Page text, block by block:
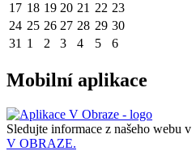
17 18 19 20 21 22 23
24 25 26 27 28 29 30
31 1 2 3 4 5 6
Mobilní aplikace
Sledujte informace z našeho webu v
V OBRAZE.